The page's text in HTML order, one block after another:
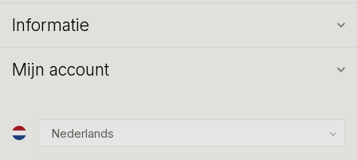
Informatie
Mijn account